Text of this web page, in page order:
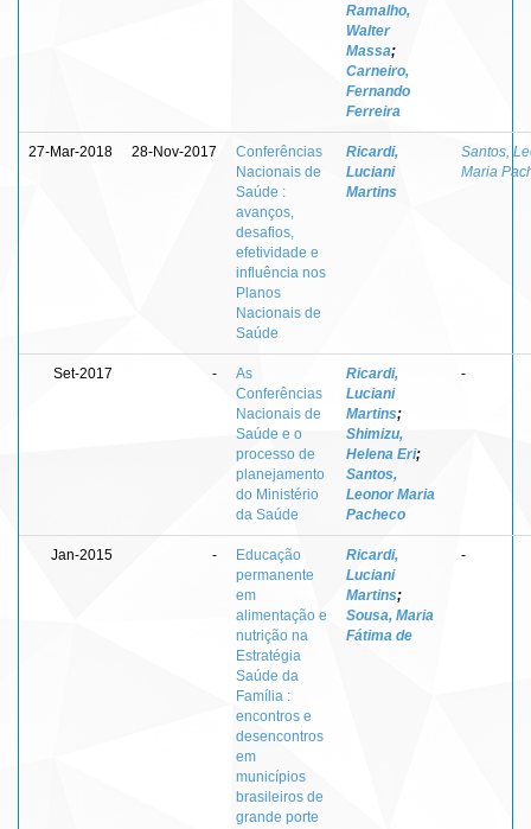
Ramalho,
Walter
Massa;
Carneiro,
Fernando
Ferreira
27-Mar-2018 28-Nov-2017
Conferências
Nacionais de
Saúde :
avanços,
desafios,
efetividade e
influência nos
Planos
Nacionais de
Saúde
Ricardi,
Luciani
Martins
Santos,
Maria
Set-2017 -
As
Conferências
Nacionais de
Saúde e o
processo de
planejamento
do Ministério
da Saúde
Ricardi,
Luciani
Martins;
Shimizu,
Helena Eri;
Santos,
Leonor Maria
Pacheco
-
Jan-2015 -
Educação
permanente
em
alimentação e
nutrição na
Estratégia
Saúde da
Família :
encontros e
desencontros
em
municípios
brasileiros de
grande porte
Ricardi,
Luciani
Martins;
Sousa, Maria
Fátima de
-